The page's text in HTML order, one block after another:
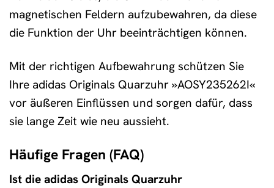
magnetischen Feldern aufzubewahren, da diese
die Funktion der Uhr beeinträchtigen können.
Mit der richtigen Aufbewahrung schützen Sie
Ihre adidas Originals Quarzuhr »AOSY235262I«
vor äußeren Einflüssen und sorgen dafür, dass
sie lange Zeit wie neu aussieht.
Häufige Fragen (FAQ)
Ist die adidas Originals Quarzuhr